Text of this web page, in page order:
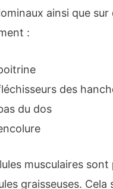
ainsi que sur
:
des
du dos
musculaires
graisseuses.